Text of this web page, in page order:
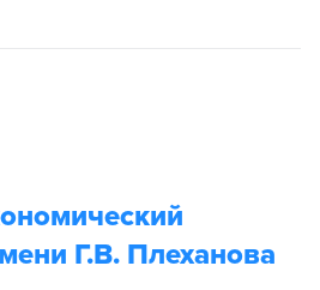
Г.В. Плеханова